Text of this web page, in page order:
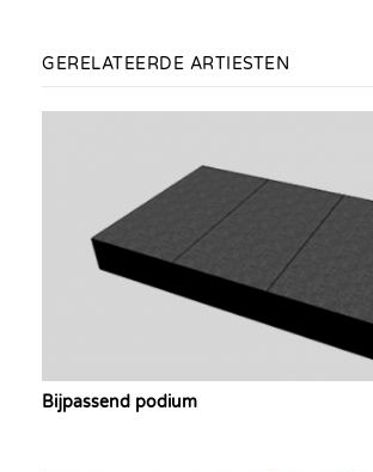
GERELATEERDE ARTIESTEN
Bijpassend podium